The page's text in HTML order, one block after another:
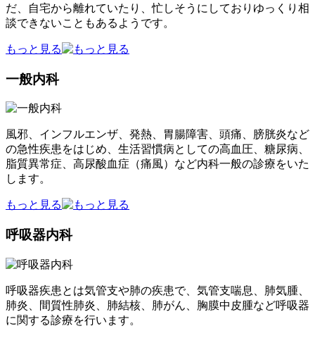
だ、自宅から離れていたり、忙しそうにしておりゆっくり相
談できないこともあるようです。
もっと見る
一般内科
風邪、インフルエンザ、発熱、胃腸障害、頭痛、膀胱炎など
の急性疾患をはじめ、生活習慣病としての高血圧、糖尿病、
脂質異常症、高尿酸血症（痛風）など内科一般の診療をいた
します。
もっと見る
呼吸器内科
呼吸器疾患とは気管支や肺の疾患で、気管支喘息、肺気腫、
肺炎、間質性肺炎、肺結核、肺がん、胸膜中皮腫など呼吸器
に関する診療を行います。